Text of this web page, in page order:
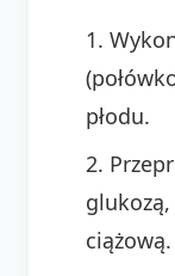
płodu.
ciążową.